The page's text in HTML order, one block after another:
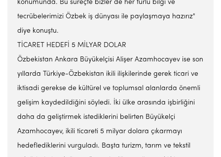
konumunda. Bu süreçte bizler de her türlü bilgi ve
tecrübelerimizi Özbek iş dünyası ile paylaşmaya hazırız"
diye konuştu.
TİCARET HEDEFİ 5 MİLYAR DOLAR
Özbekistan Ankara Büyükelçisi Alişer Azamhocayev ise son
yıllarda Türkiye-Özbekistan ikili ilişkilerinde gerek ticari ve
iktisadi gerekse de kültürel ve toplumsal alanlarda önemli
gelişim kaydedildiğini söyledi. İki ülke arasında işbirliğini
daha da geliştirmek istediklerini belirten Büyükelçi
Azamhocayev, ikili ticareti 5 milyar dolara çıkarmayı
hedeflediklerini vurguladı. Başta turizm, tarım ve tekstil